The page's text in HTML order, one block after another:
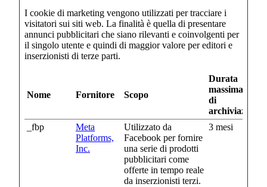
I cookie di marketing vengono utilizzati per tracciare i
visitatori sui siti web. La finalità è quella di presentare
annunci pubblicitari che siano rilevanti e coinvolgenti per
il singolo utente e quindi di maggior valore per editori e
inserzionisti di terze parti.
Nome Fornitore Scopo
Durata
massima
di
archiviazione
_fbp
Meta
Platforms,
Inc.
Utilizzato da
Facebook per fornire
una serie di prodotti
pubblicitari come
offerte in tempo reale
da inserzionisti terzi.
3 mesi